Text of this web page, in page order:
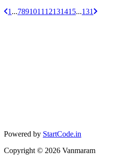
1 ...7891011 12131415...131
Powered by StartCode.in
Copyright © 2026 Vanmaram